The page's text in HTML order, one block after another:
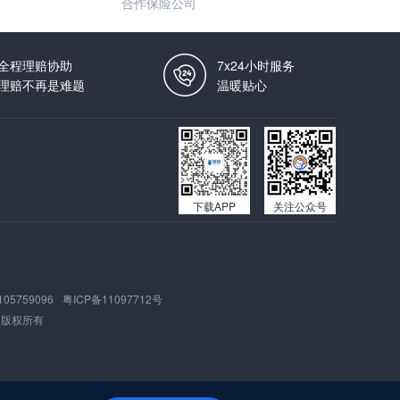
程理赔协助
赔不再是难题
7x24小时服务
温暖贴心
下载APP 关注公众号
粤ICP备11097712号
版权所有